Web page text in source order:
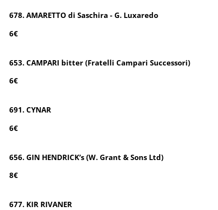
678. AMARETTO di Saschira - G. Luxaredo
6€
653. CAMPARI bitter (Fratelli Campari Successori)
6€
691. CYNAR
6€
656. GIN HENDRICK’s (W. Grant & Sons Ltd)
8€
677. KIR RIVANER